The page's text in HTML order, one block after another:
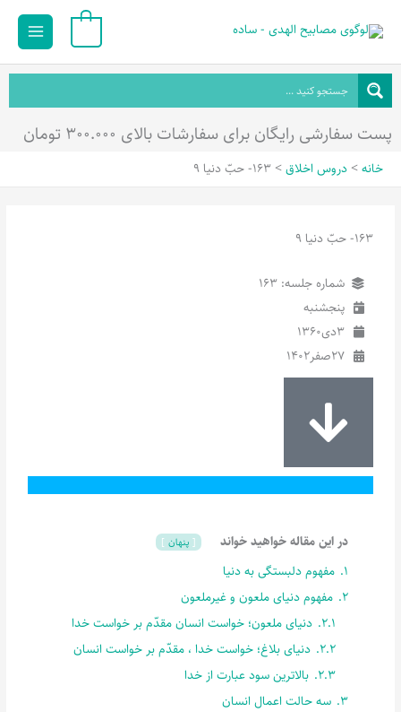
محتوا
Main
پست سفارشی رایگان برای سفارشات بالای ۳۰۰.۰۰۰ تومان
خانه دروس اخلاق 163- حبّ دنیا 9
163- حبّ دنیا 9
شماره جلسه: 163
پنجشنبه
3دی1360
27صفر1402
در این مقاله خواهید خواند پنهان
1. مفهوم دلبستگی به دنیا
2. مفهوم دنیای ملعون و غیرملعون
2.1. دنیای ملعون؛ خواست انسان مقدّم بر خواست خدا
2.2. دنیای بلاغ؛ خواست خدا ، مقدّم بر خواست انسان
2.3. بالاترین سود عبارت از خدا
3. سه حالت اعمال انسان